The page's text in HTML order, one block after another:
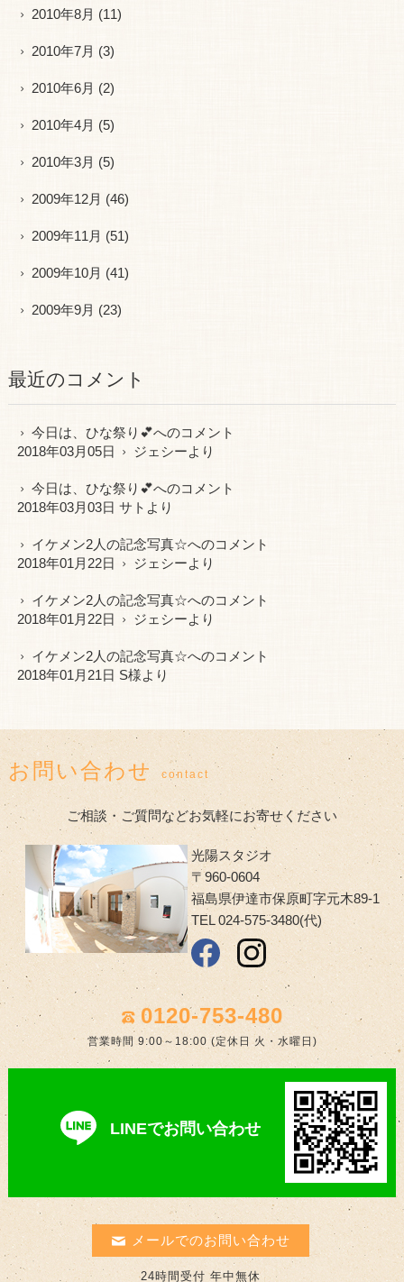
2010年8月 (11)
2010年7月 (3)
2010年6月 (2)
2010年4月 (5)
2010年3月 (5)
2009年12月 (46)
2009年11月 (51)
2009年10月 (41)
2009年9月 (23)
最近のコメント
今日は、ひな祭り💕へのコメント
2018年03月05日
ジェシーより
今日は、ひな祭り💕へのコメント
2018年03月03日 サトより
イケメン2人の記念写真☆へのコメント
2018年01月22日
ジェシーより
イケメン2人の記念写真☆へのコメント
2018年01月22日
ジェシーより
イケメン2人の記念写真☆へのコメント
2018年01月21日 S様より
お問い合わせ contact
ご相談・ご質問などお気軽にお寄せください
光陽スタジオ
〒960-0604
福島県伊達市保原町字元木89-1
TEL 024-575-3480(代)
0120-753-480
営業時間 9:00～18:00 (定休日 火・水曜日)
LINEでお問い合わせ
メールでのお問い合わせ
24時間受付 年中無休